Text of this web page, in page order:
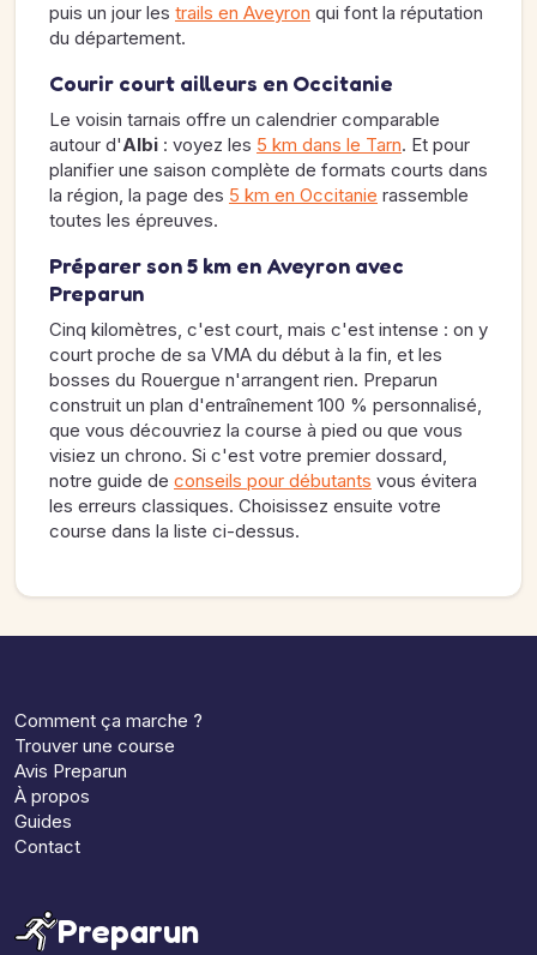
puis un jour les trails en Aveyron qui font la réputation
du département.
Courir court ailleurs en Occitanie
Le voisin tarnais offre un calendrier comparable
autour d'Albi : voyez les 5 km dans le Tarn. Et pour
planifier une saison complète de formats courts dans
la région, la page des 5 km en Occitanie rassemble
toutes les épreuves.
Préparer son 5 km en Aveyron avec
Preparun
Cinq kilomètres, c'est court, mais c'est intense : on y
court proche de sa VMA du début à la fin, et les
bosses du Rouergue n'arrangent rien. Preparun
construit un plan d'entraînement 100 % personnalisé,
que vous découvriez la course à pied ou que vous
visiez un chrono. Si c'est votre premier dossard,
notre guide de conseils pour débutants vous évitera
les erreurs classiques. Choisissez ensuite votre
course dans la liste ci-dessus.
Comment ça marche ?
Trouver une course
Avis Preparun
À propos
Guides
Contact
Preparun